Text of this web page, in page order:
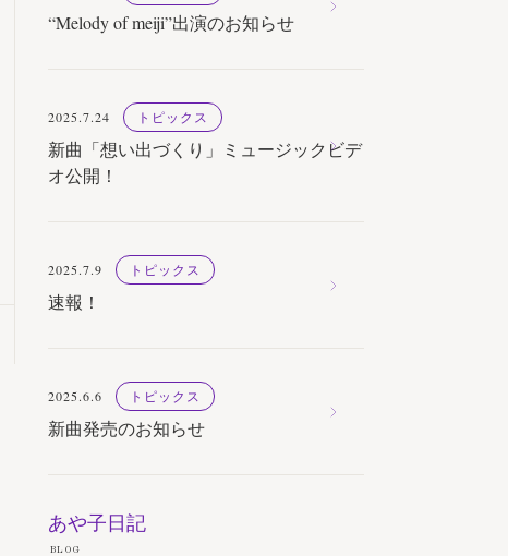
“Melody of meiji”出演のお知らせ
2025.7.24 トピックス
新曲「想い出づくり」ミュージックビデ
オ公開！
2025.7.9 トピックス
速報！
2025.6.6 トピックス
新曲発売のお知らせ
あや子日記
BLOG